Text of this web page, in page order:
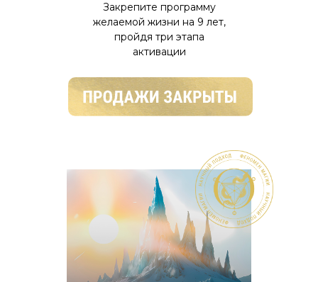
Закрепите программу
желаемой жизни на 9 лет,
пройдя три этапа
активации